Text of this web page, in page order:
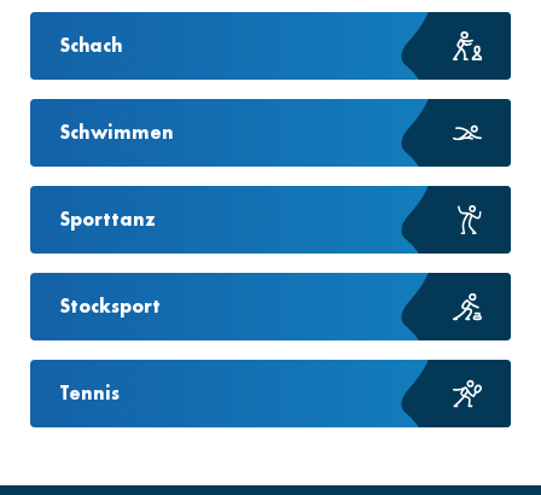
Schach
Schwimmen
Sporttanz
Stocksport
Tennis